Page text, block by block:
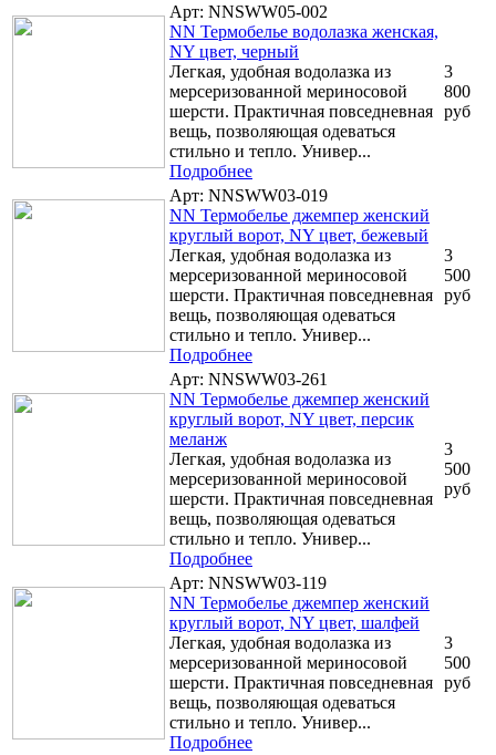
Арт: NNSWW05-002
NN Термобелье водолазка женская,
NY цвет, черный
Легкая, удобная водолазка из
мерсеризованной мериносовой
шерсти. Практичная повседневная
вещь, позволяющая одеваться
стильно и тепло. Универ...
Подробнее
3
800
руб
Арт: NNSWW03-019
NN Термобелье джемпер женский
круглый ворот, NY цвет, бежевый
Легкая, удобная водолазка из
мерсеризованной мериносовой
шерсти. Практичная повседневная
вещь, позволяющая одеваться
стильно и тепло. Универ...
Подробнее
3
500
руб
Арт: NNSWW03-261
NN Термобелье джемпер женский
круглый ворот, NY цвет, персик
меланж
Легкая, удобная водолазка из
мерсеризованной мериносовой
шерсти. Практичная повседневная
вещь, позволяющая одеваться
стильно и тепло. Универ...
Подробнее
3
500
руб
Арт: NNSWW03-119
NN Термобелье джемпер женский
круглый ворот, NY цвет, шалфей
Легкая, удобная водолазка из
мерсеризованной мериносовой
шерсти. Практичная повседневная
вещь, позволяющая одеваться
стильно и тепло. Универ...
Подробнее
3
500
руб